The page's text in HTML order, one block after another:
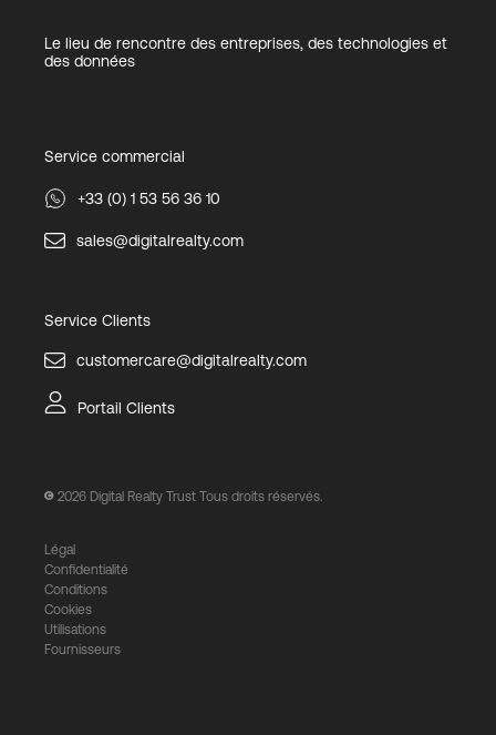
Le lieu de rencontre des entreprises, des technologies et
des données
Service commercial
+33 (0) 1 53 56 36 10
sales@digitalrealty.com
Service Clients
customercare@digitalrealty.com
Portail Clients
2026 Digital Realty Trust Tous droits réservés.
Légal
Confidentialité
Conditions
Cookies
Utilisations
Fournisseurs